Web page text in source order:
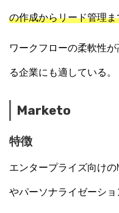
の作成からリード管理
ワークフローの柔軟性
る企業にも適している。
Marketo
特徴
エンタープライズ向け
やパーソナライゼーショ